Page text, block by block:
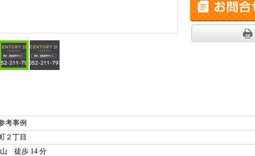
考事例
２丁目
山 徒歩 14 分